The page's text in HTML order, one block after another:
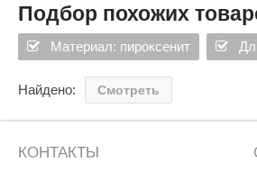
Для дома и дачи
Акции и скидки
Этна
Tikkurila
Подбор похожих
Материал: пироксенит
Найдено: Смотреть
КОНТАКТЫ